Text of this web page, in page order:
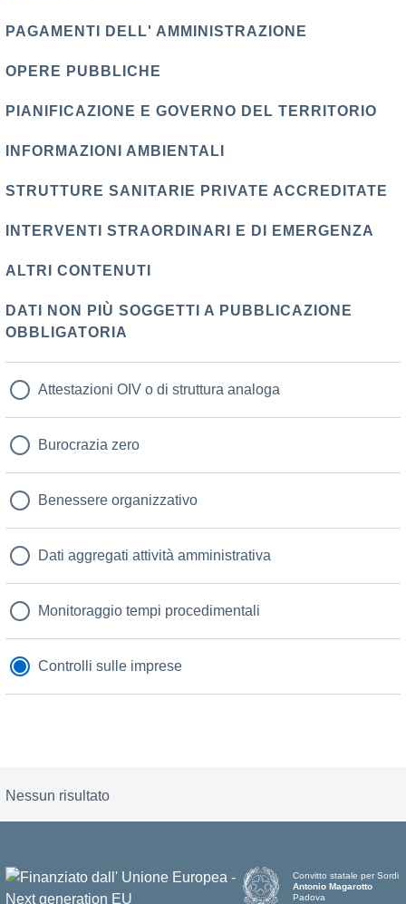
PAGAMENTI DELL' AMMINISTRAZIONE
OPERE PUBBLICHE
PIANIFICAZIONE E GOVERNO DEL TERRITORIO
INFORMAZIONI AMBIENTALI
STRUTTURE SANITARIE PRIVATE ACCREDITATE
INTERVENTI STRAORDINARI E DI EMERGENZA
ALTRI CONTENUTI
DATI NON PIÙ SOGGETTI A PUBBLICAZIONE
OBBLIGATORIA
Attestazioni OIV o di struttura analoga
Burocrazia zero
Benessere organizzativo
Dati aggregati attività amministrativa
Monitoraggio tempi procedimentali
Controlli sulle imprese
Nessun risultato
Convitto statale per Sordi
Antonio Magarotto
Padova